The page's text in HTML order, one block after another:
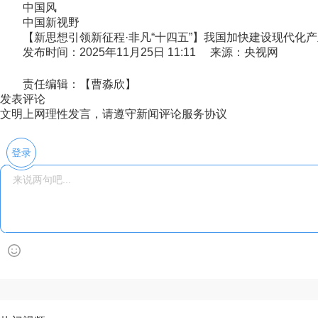
中国风
中国新视野
【新思想引领新征程·非凡“十四五”】我国加快建设现代化
发布时间：2025年11月25日 11:11 来源：央视网
责任编辑：【曹淼欣】
发表评论
文明上网理性发言，请遵守新闻评论服务协议
登录